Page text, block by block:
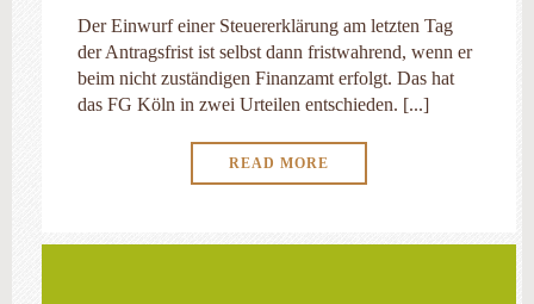
Der Einwurf einer Steuererklärung am letzten Tag
der Antragsfrist ist selbst dann fristwahrend, wenn er
beim nicht zuständigen Finanzamt erfolgt. Das hat
das FG Köln in zwei Urteilen entschieden. [...]
READ MORE